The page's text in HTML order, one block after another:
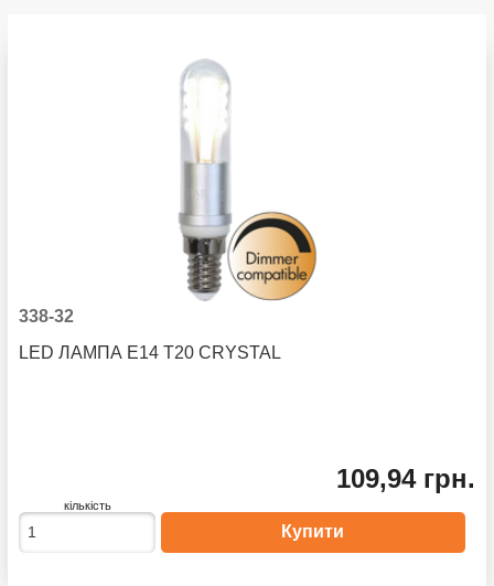
338-32
LED ЛАМПА E14 T20 CRYSTAL
109,94 грн.
кількість